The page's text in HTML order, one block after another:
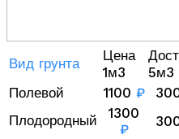
Вид грунта
Цена
1м3
5м3
Полевой
1100 ₽
Плодородный
1300
₽